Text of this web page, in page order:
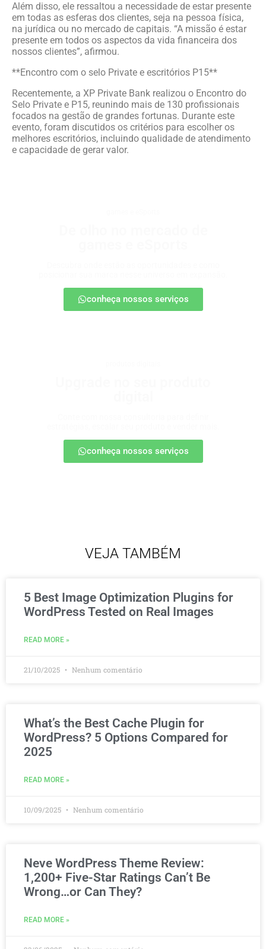
Além disso, ele ressaltou a necessidade de estar presente
em todas as esferas dos clientes, seja na pessoa física,
na jurídica ou no mercado de capitais. “A missão é estar
presente em todos os aspectos da vida financeira dos
nossos clientes”, afirmou.
**Encontro com o selo Private e escritórios P15**
Recentemente, a XP Private Bank realizou o Encontro do
Selo Private e P15, reunindo mais de 130 profissionais
focados na gestão de grandes fortunas. Durante este
evento, foram discutidos os critérios para escolher os
melhores escritórios, incluindo qualidade de atendimento
e capacidade de gerar valor.
conheça nossos serviços
conheça nossos serviços
VEJA TAMBÉM
5 Best Image Optimization Plugins for
WordPress Tested on Real Images
READ MORE »
21/10/2025 Nenhum comentário
What’s the Best Cache Plugin for
WordPress? 5 Options Compared for
2025
READ MORE »
10/09/2025 Nenhum comentário
Neve WordPress Theme Review:
1,200+ Five-Star Ratings Can’t Be
Wrong…or Can They?
READ MORE »